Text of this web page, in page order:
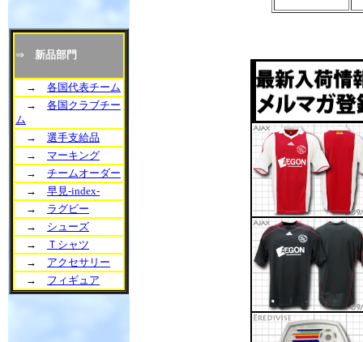
⇒ 新品部門
→ 各国代表チーム
→ 各国クラブチー
ム
→ 選手支給品
→ マーキング
→ チームオーダー
→ 早見-index-
→ ラグビー
→ シューズ
→
Ｔシャツ
→ アクセサリー
→ フィギュア